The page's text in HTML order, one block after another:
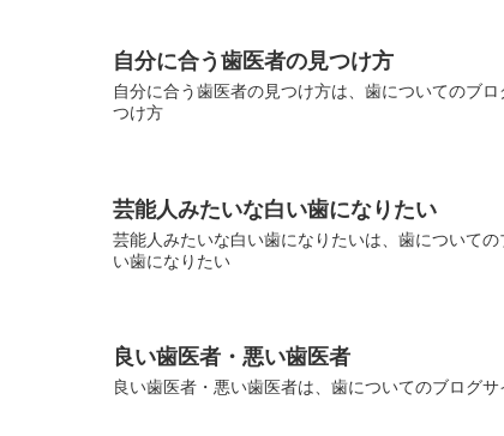
自分に合う歯医者の見つけ方
自分に合う歯医者の見つけ方は、歯についてのブ
つけ方
芸能人みたいな白い歯になりたい
芸能人みたいな白い歯になりたいは、歯について
い歯になりたい
良い歯医者・悪い歯医者
良い歯医者・悪い歯医者は、歯についてのブログ